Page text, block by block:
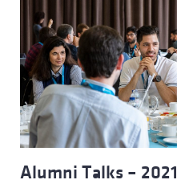
Alumni Talks – 2021